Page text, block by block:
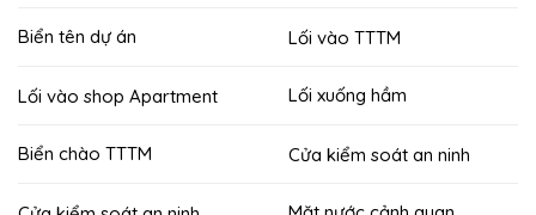
Biển tên dự án Lối vào TTTM
Lối vào shop Apartment Lối xuống hầm
Biển chào TTTM Cửa kiểm soát an ninh